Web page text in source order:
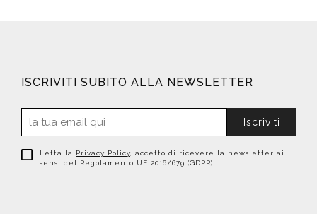
ISCRIVITI SUBITO ALLA NEWSLETTER
Iscriviti
Letta la Privacy Policy , accetto di ricevere la newsletter ai
sensi del Regolamento UE 2016/679 (GDPR)